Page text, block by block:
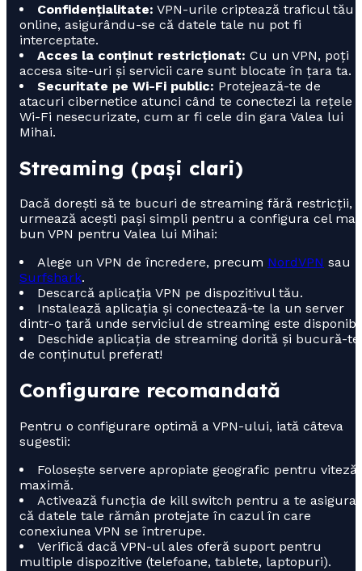
Confidențialitate: VPN-urile criptează traficul tău
online, asigurându-se că datele tale nu pot fi
interceptate.
Acces la conținut restricționat: Cu un VPN, poți
accesa site-uri și servicii care sunt blocate în țara ta.
Securitate pe Wi-Fi public: Protejează-te de
atacuri cibernetice atunci când te conectezi la rețele
Wi-Fi nesecurizate, cum ar fi cele din gara Valea lui
Mihai.
Streaming (pași clari)
Dacă dorești să te bucuri de streaming fără restricții,
urmează acești pași simpli pentru a configura cel mai
bun VPN pentru Valea lui Mihai:
Alege un VPN de încredere, precum NordVPN sau
Surfshark.
Descarcă aplicația VPN pe dispozitivul tău.
Instalează aplicația și conectează-te la un server
dintr-o țară unde serviciul de streaming este
Deschide aplicația de streaming dorită și bucură-te
de conținutul preferat!
Configurare recomandată
Pentru o configurare optimă a VPN-ului, iată câteva
sugestii:
Folosește servere apropiate geografic pentru viteză
maximă.
Activează funcția de kill switch pentru a te asigura
că datele tale rămân protejate în cazul în care
conexiunea VPN se întrerupe.
Verifică dacă VPN-ul ales oferă suport pentru
multiple dispozitive (telefoane, tablete, laptopuri).